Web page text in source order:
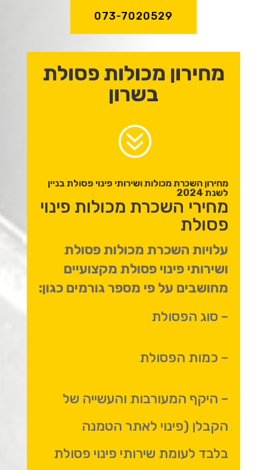
073-7020529
מחירון מכולות פסולת
בשרון
?
מחירון השכרת מכולות ושירותי פינוי פסולת בניין
לשנת 2024
מחירי השכרת מכולות פינוי
פסולת
עלויות השכרת מכולות פסולת
ושירותי פינוי פסולת מקצועיים
מחושבים על פי מספר גורמים כגון:
– סוג הפסולת
– כמות הפסולת
– היקף המעורבות והעשייה של
הקבלן (פינוי לאתר הטמנה
בלבד לעומת שירותי פינוי פסולת